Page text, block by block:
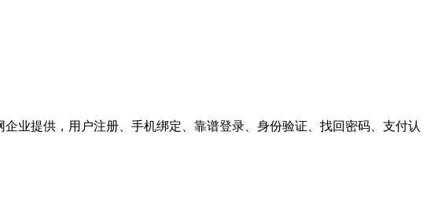
业提供，用户注册、手机绑定、靠谱登录、身份验证、找回密码、支付认